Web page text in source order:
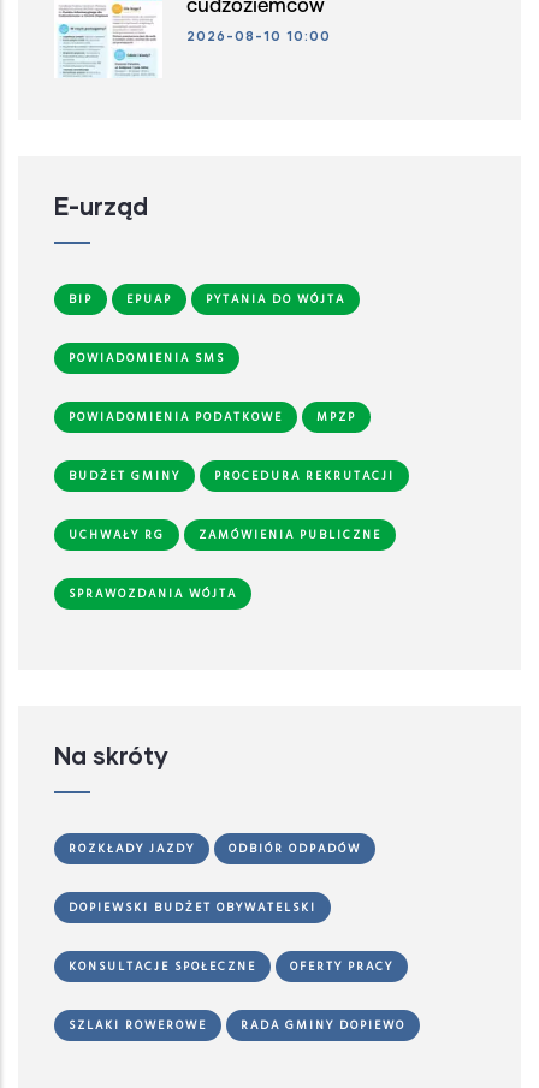
cudzoziemców
2026-08-10 10:00
E-urząd
BIP EPUAP PYTANIA DO WÓJTA
POWIADOMIENIA SMS
POWIADOMIENIA PODATKOWE MPZP
BUDŻET GMINY PROCEDURA REKRUTACJI
UCHWAŁY RG ZAMÓWIENIA PUBLICZNE
SPRAWOZDANIA WÓJTA
Na skróty
ROZKŁADY JAZDY ODBIÓR ODPADÓW
DOPIEWSKI BUDŻET OBYWATELSKI
KONSULTACJE SPOŁECZNE OFERTY PRACY
SZLAKI ROWEROWE RADA GMINY DOPIEWO